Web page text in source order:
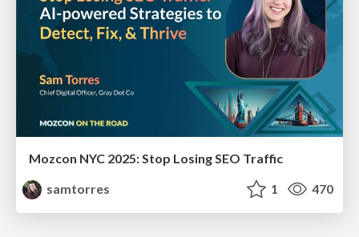
Mozcon NYC 2025: Stop Losing SEO Traffic
samtorres
1 470